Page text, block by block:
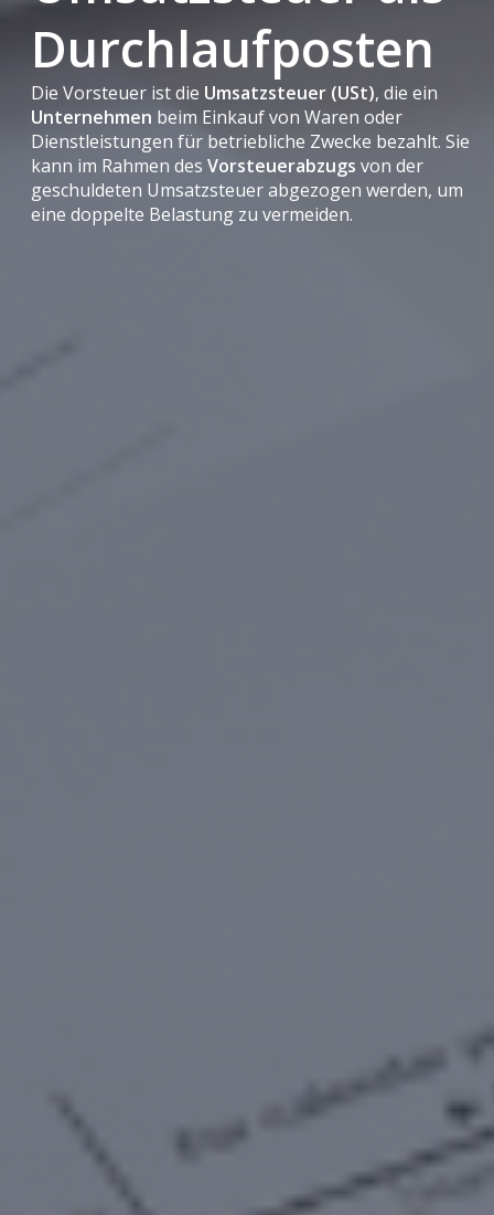
Durchlaufposten
Die Vorsteuer ist die Umsatzsteuer (USt), die ein
Unternehmen beim Einkauf von Waren oder
Dienstleistungen für betriebliche Zwecke bezahlt. Sie
kann im Rahmen desVorsteuerabzugs von der
geschuldeten Umsatzsteuer abgezogen werden, um
eine doppelte Belastung zu vermeiden.